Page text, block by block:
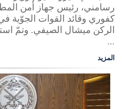
رسامني، رئيس جهاز أمن
كفوري وقائد القوات الجوّية
الركن ميشال الصيفي. وتمّ
...
المزيد